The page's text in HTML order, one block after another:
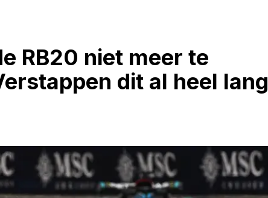
RB20 niet meer te
dit al heel lang